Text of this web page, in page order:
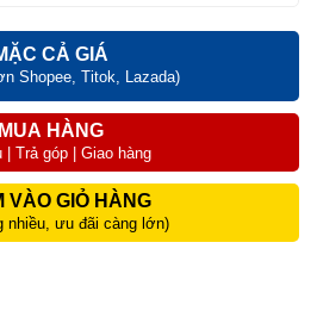
CẢ GIÁ
Shopee, Titok, Lazada)
MUA HÀNG
| Trả góp | Giao hàng
VÀO GIỎ HÀNG
nhiều, ưu đãi càng lớn)